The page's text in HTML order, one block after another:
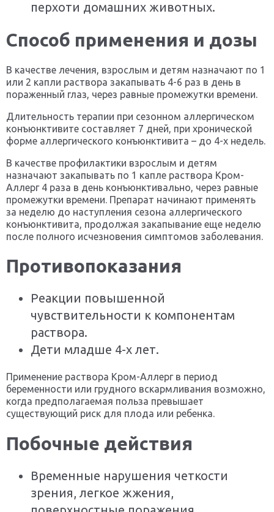
перхоти домашних животных.
Способ применения и дозы
В качестве лечения, взрослым и детям назначают по 1
или 2 капли раствора закапывать 4-6 раз в день в
пораженный глаз, через равные промежутки времени.
Длительность терапии при сезонном аллергическом
конъюнктивите составляет 7 дней, при хронической
форме аллергического конъюнктивита – до 4-х недель.
В качестве профилактики взрослым и детям
назначают закапывать по 1 капле раствора Кром-
Аллерг 4 раза в день конъюнктивально, через равные
промежутки времени. Препарат начинают применять
за неделю до наступления сезона аллергического
конъюнктивита, продолжая закапывание еще неделю
после полного исчезновения симптомов заболевания.
Противопоказания
Реакции повышенной
чувствительности к компонентам
раствора.
Дети младше 4-х лет.
Применение раствора Кром-Аллерг в период
беременности или грудного вскармливания возможно,
когда предполагаемая польза превышает
существующий риск для плода или ребенка.
Побочные действия
Временные нарушения четкости
зрения, легкое жжения,